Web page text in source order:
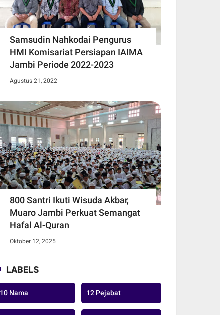
Samsudin Nahkodai Pengurus
HMI Komisariat Persiapan IAIMA
Jambi Periode 2022-2023
Agustus 21, 2022
800 Santri Ikuti Wisuda Akbar,
Muaro Jambi Perkuat Semangat
Hafal Al-Quran
Oktober 12, 2025
LABELS
10 Nama 12 Pejabat